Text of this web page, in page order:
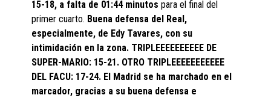
15-18, a falta de 01:44 minutos para el final del
primer cuarto. Buena defensa del Real,
especialmente, de Edy Tavares, con su
intimidación en la zona. TRIPLEEEEEEEEEE DE
SUPER-MARIO: 15-21. OTRO TRIPLEEEEEEEEEEE
DEL FACU: 17-24. El Madrid se ha marchado en el
marcador, gracias a su buena defensa e